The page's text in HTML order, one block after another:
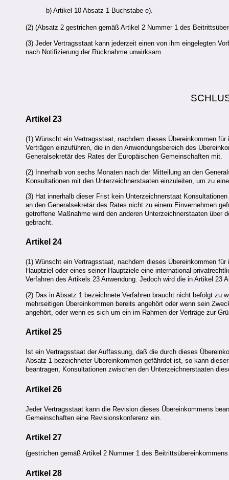
b) Artikel 10 Absatz 1 Buchstabe e).
(2) (Absatz 2 gestrichen gemäß Artikel 2 Nummer 1 des
(3) Jeder Vertragsstaat kann jederzeit einen von ihm eingelegten
nach Notifizierung der Rücknahme unwirksam.
Artikel 23
(1) Wünscht ein Vertragsstaat, nachdem dieses Übereinkommen
Verträgen einzuführen, die in den Anwendungsbereich des
Generalsekretär des Rates der Europäischen Gemeinschaften mit.
(2) Innerhalb von sechs Monaten nach der Mitteilung an den
Konsultationen mit den Unterzeichnerstaaten einzuleiten, um zu
(3) Hat innerhalb dieser Frist kein Unterzeichnerstaat
an den Generalsekretär des Rates nicht zu einem Einvernehmen
getroffene Maßnahme wird den anderen Unterzeichnerstaaten
gebracht.
Artikel 24
(1) Wünscht ein Vertragsstaat, nachdem dieses Übereinkommen
Hauptziel oder eines seiner Hauptziele eine international-
Verfahren des Artikels 23 Anwendung. Jedoch wird die in Artikel
(2) Das in Absatz 1 bezeichnete Verfahren braucht nicht befolgt zu
mehrseitigen Übereinkommen bereits angehört oder wenn sein
angehört, oder wenn es sich um ein im Rahmen der Verträge zur
Artikel 25
Ist ein Vertragsstaat der Auffassung, daß die durch dieses
Absatz 1 bezeichneter Übereinkommen gefährdet ist, so kann
beantragen, Konsultationen zwischen den Unterzeichnerstaaten
Artikel 26
Jeder Vertragsstaat kann die Revision dieses Übereinkommens
Gemeinschaften eine Revisionskonferenz ein.
Artikel 27
(gestrichen gemäß Artikel 2 Nummer 1 des
Artikel 28